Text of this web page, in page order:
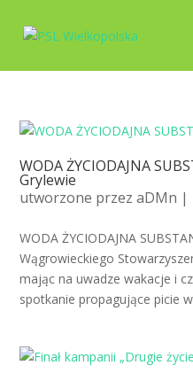
WODA ŻYCIODAJNA
Grylewie
utworzone przezaDMn |
WODA ŻYCIODAJNA
Wągrowieckiego
mając na uwadze wakacje i
spotkanie propagujące picie